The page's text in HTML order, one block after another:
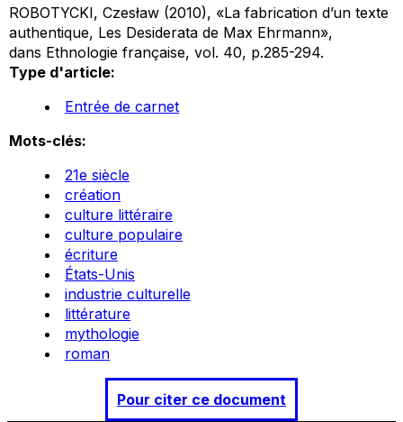
ROBOTYCKI, Czesław (2010), «La fabrication d’un texte
authentique, Les Desiderata de Max Ehrmann»,
dans Ethnologie française, vol. 40, p.285-294.
Type d'article:
Entrée de carnet
Mots-clés:
21e siècle
création
culture littéraire
culture populaire
écriture
États-Unis
industrie culturelle
littérature
mythologie
roman
Pour citer ce document